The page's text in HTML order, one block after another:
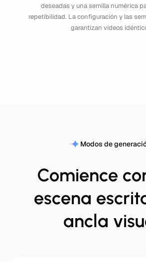
deseadas y una semilla numérica
repetibilidad. La configuración y las
garantizan vídeos
Modos de
Comience
escena
ancla